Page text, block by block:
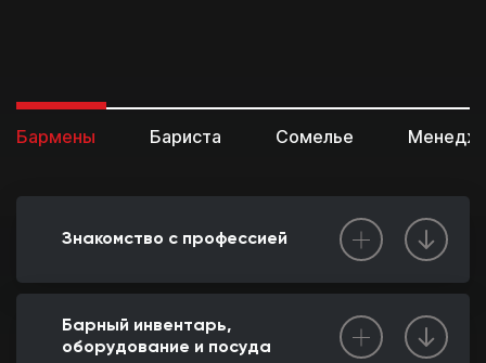
Бармены Бариста Сомелье
Знакомство с профессией
Барный инвентарь,
оборудование и посуда